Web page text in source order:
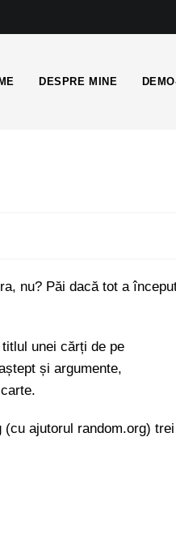
DESPRE MINE
nu? Păi dacă tot a
unei cărți de pe
și argumente,
ajutorul random.org) trei